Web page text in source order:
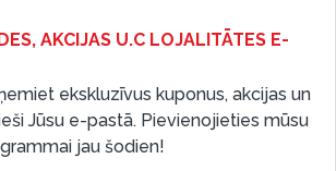
AKCIJAS U.C LOJALITĀTES E-
ekskluzīvus kuponus, akcijas un
Jūsu e-pastā. Pievienojieties mūsu
jau šodien!